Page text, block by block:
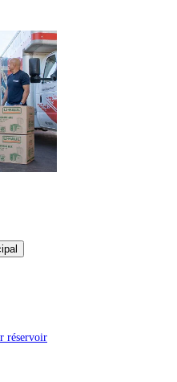
réservoir